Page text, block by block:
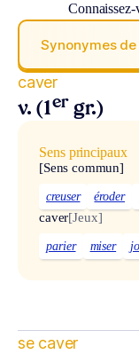
Synonymes de
caver
v. (1er gr.)
Sens principaux
[Sens commun]
creuser éroder
caver[Jeux]
parier miser
se caver